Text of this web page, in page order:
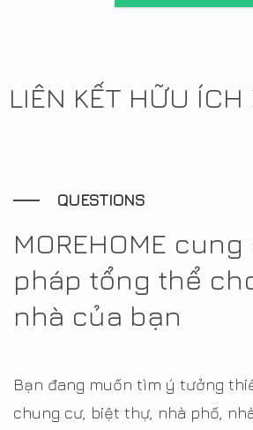
LIÊN KẾT HỮU ÍCH
QUESTIONS
MOREHOME
pháp tổng thể
nhà của bạn
Bạn đang muốn tìm ý tưởng
chung cư, biệt thự, nhà phố,